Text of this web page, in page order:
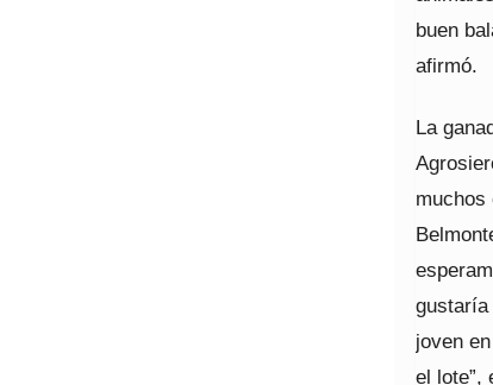
buen
afirmó.
La
muchos
gustaría
joven
el lote”,